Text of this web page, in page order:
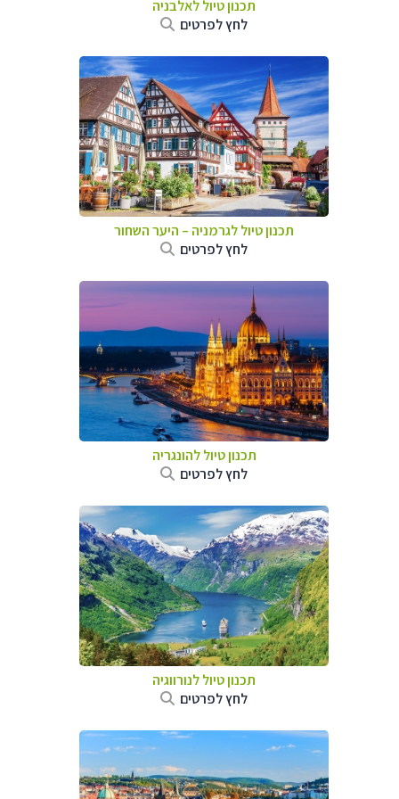
תכנון טיול לאלבניה
לחץ לפרטים
תכנון טיול לגרמניה – היער השחור
לחץ לפרטים
תכנון טיול להונגריה
לחץ לפרטים
תכנון טיול לנורווגיה
לחץ לפרטים